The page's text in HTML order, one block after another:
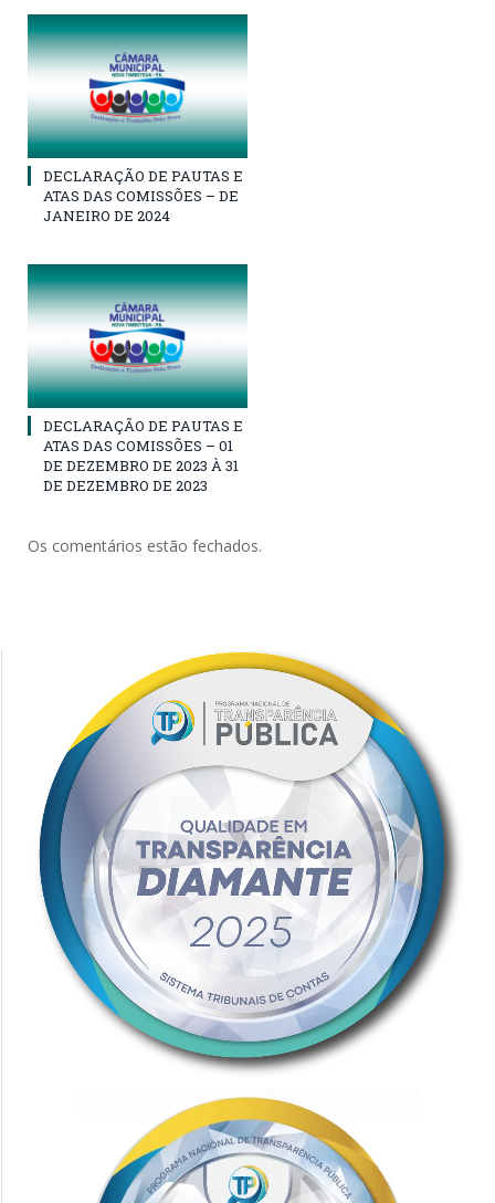
DECLARAÇÃO DE PAUTAS E
ATAS DAS COMISSÕES – DE
JANEIRO DE 2024
DECLARAÇÃO DE PAUTAS E
ATAS DAS COMISSÕES – 01
DE DEZEMBRO DE 2023 À 31
DE DEZEMBRO DE 2023
Os comentários estão fechados.